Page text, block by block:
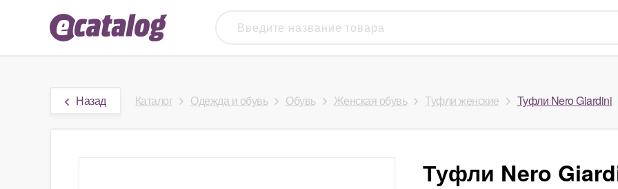
Назад Каталог Одежда и обувь Обувь Женская обувь Туфли женские Туфли Nero Giardini
Туфли Nero